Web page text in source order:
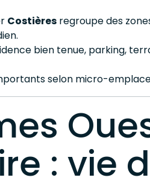
Costières regroupe des
bien tenue, parking,
selon micro-
: vie